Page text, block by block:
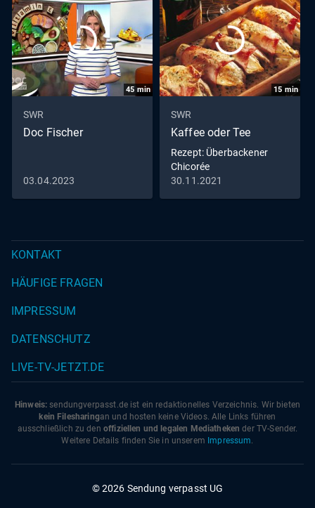
45 min
SWR
Doc Fischer
03.04.2023
15 min
SWR
Kaffee oder Tee
Rezept: Überbackener
Chicorée
30.11.2021
KONTAKT
HÄUFIGE FRAGEN
IMPRESSUM
DATENSCHUTZ
LIVE-TV-JETZT.DE
Hinweis: sendungverpasst.de ist ein redaktionelles Verzeichnis. Wir bieten
kein Filesharingan und hosten keine Videos. Alle Links führen
ausschließlich zu den offiziellen und legalen Mediatheken der TV-Sender.
Weitere Details finden Sie in unserem Impressum.
© 2026 Sendung verpasst UG